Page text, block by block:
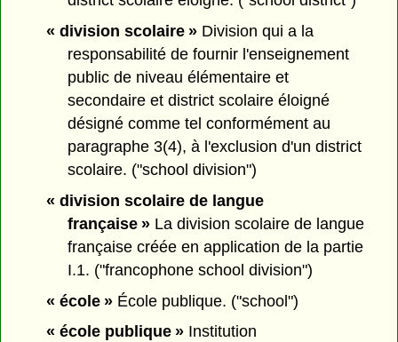
« division scolaire »Division qui a la
responsabilité de fournir l'enseignement
public de niveau élémentaire et
secondaire et district scolaire éloigné
désigné comme tel conformément au
paragraphe 3(4), à l'exclusion d'un district
scolaire. ("school division")
« division scolaire de langue
française » La division scolaire de langue
française créée en application de la partie
I.1. ("francophone school division")
« école »École publique. ("school")
« école publique »Institution